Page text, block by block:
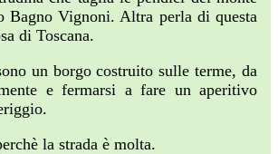
Bagno Vignoni. Altra perla di questa
di Toscana.
un borgo costruito sulle terme, da
e fermarsi a fare un aperitivo
la strada è molta.